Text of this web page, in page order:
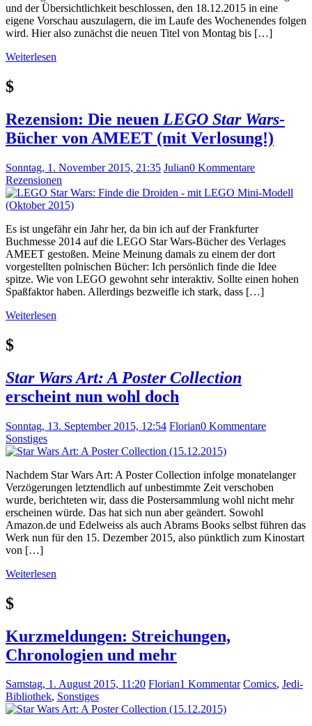
und der Übersichtlichkeit beschlossen, den 18.12.2015 in eine
eigene Vorschau auszulagern, die im Laufe des Wochenendes folgen
wird. Hier also zunächst die neuen Titel von Montag bis […]
Weiterlesen
$
Rezension: Die neuen LEGO Star Wars-
Bücher von AMEET (mit Verlosung!)
Sonntag, 1. November 2015, 21:35 Julian0 Kommentare
Rezensionen
Es ist ungefähr ein Jahr her, da bin ich auf der Frankfurter
Buchmesse 2014 auf die LEGO Star Wars-Bücher des Verlages
AMEET gestoßen. Meine Meinung damals zu einem der dort
vorgestellten polnischen Bücher: Ich persönlich finde die Idee
spitze. Wie von LEGO gewohnt sehr interaktiv. Sollte einen hohen
Spaßfaktor haben. Allerdings bezweifle ich stark, dass […]
Weiterlesen
$
Star Wars Art: A Poster Collection
erscheint nun wohl doch
Sonntag, 13. September 2015, 12:54 Florian0 Kommentare
Sonstiges
Nachdem Star Wars Art: A Poster Collection infolge monatelanger
Verzögerungen letztendlich auf unbestimmte Zeit verschoben
wurde, berichteten wir, dass die Postersammlung wohl nicht mehr
erscheinen würde. Das hat sich nun aber geändert. Sowohl
Amazon.de und Edelweiss als auch Abrams Books selbst führen das
Werk nun für den 15. Dezember 2015, also pünktlich zum Kinostart
von […]
Weiterlesen
$
Kurzmeldungen: Streichungen,
Chronologien und mehr
Samstag, 1. August 2015, 11:20 Florian1 Kommentar Comics, Jedi-
Bibliothek, Sonstiges